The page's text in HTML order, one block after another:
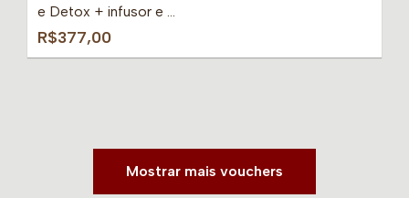
e Detox + infusor e …
R$377,00
Mostrar mais vouchers